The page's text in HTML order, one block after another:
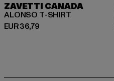
ZAVETTI CANADA
ALONSO T-SHIRT
EUR 36,79
Derzeitiger Preis: EUR 36,79